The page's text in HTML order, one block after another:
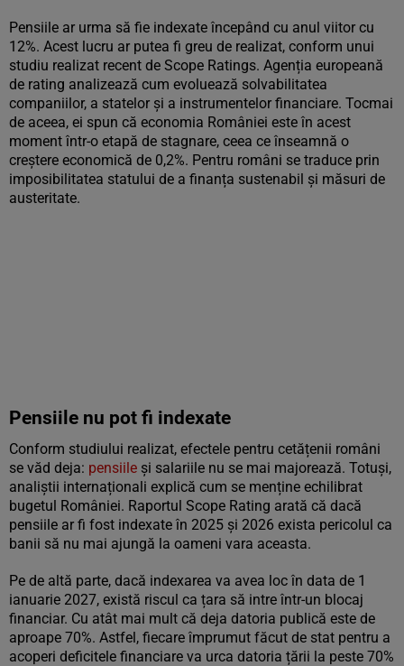
Pensiile ar urma să fie indexate începând cu anul viitor cu
12%. Acest lucru ar putea fi greu de realizat, conform unui
studiu realizat recent de Scope Ratings. Agenția europeană
de rating analizează cum evoluează solvabilitatea
companiilor, a statelor și a instrumentelor financiare. Tocmai
de aceea, ei spun că economia României este în acest
moment într-o etapă de stagnare, ceea ce înseamnă o
creștere economică de 0,2%. Pentru români se traduce prin
imposibilitatea statului de a finanța sustenabil și măsuri de
austeritate.
Pensiile nu pot fi indexate
Conform studiului realizat, efectele pentru cetățenii români
se văd deja: pensiile și salariile nu se mai majorează. Totuși,
analiștii internaționali explică cum se menține echilibrat
bugetul României. Raportul Scope Rating arată că dacă
pensiile ar fi fost indexate în 2025 și 2026 exista pericolul ca
banii să nu mai ajungă la oameni vara aceasta.
Pe de altă parte, dacă indexarea va avea loc în data de 1
ianuarie 2027, există riscul ca țara să intre într-un blocaj
financiar. Cu atât mai mult că deja datoria publică este de
aproape 70%. Astfel, fiecare împrumut făcut de stat pentru a
acoperi deficitele financiare va urca datoria țării la peste 70%